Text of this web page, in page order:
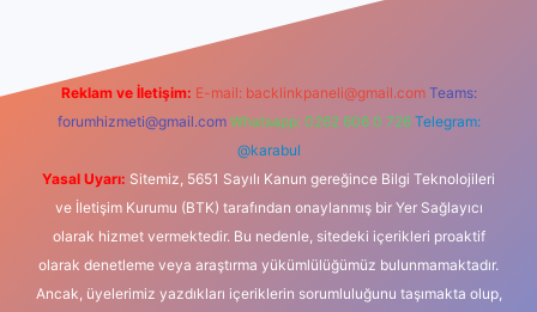
Reklam ve İletişim: E-mail: backlinkpaneli@gmail.com Teams:
forumhizmeti@gmail.com Whatsapp: 0262 606 0 726 Telegram:
@karabul
Yasal Uyarı: Sitemiz, 5651 Sayılı Kanun gereğince Bilgi Teknolojileri
ve İletişim Kurumu (BTK) tarafından onaylanmış bir Yer Sağlayıcı
olarak hizmet vermektedir. Bu nedenle, sitedeki içerikleri proaktif
olarak denetleme veya araştırma yükümlülüğümüz bulunmamaktadır.
Ancak, üyelerimiz yazdıkları içeriklerin sorumluluğunu taşımakta olup,